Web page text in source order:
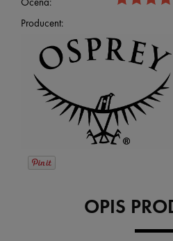
Producent:
OPIS